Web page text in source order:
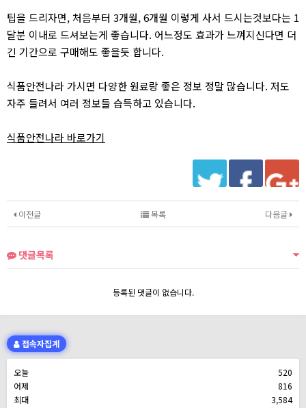
팁을 드리자면, 처음부터 3개월, 6개월 이렇게 사서 드시는것보다는 1
달분 이내로 드셔보는게 좋습니다. 어느정도 효과가 느껴지신다면 더
긴 기간으로 구매해도 좋을듯 합니다.
식품안전나라 가시면 다양한 원료랑 좋은 정보 정말 많습니다. 저도
자주 들려서 여러 정보들 습득하고 있습니다.
식품안전나라 바로가기
이전글 다음글
목록
댓글목록
등록된 댓글이 없습니다.
접속자집계
오늘
520
어제
816
최대
3,584